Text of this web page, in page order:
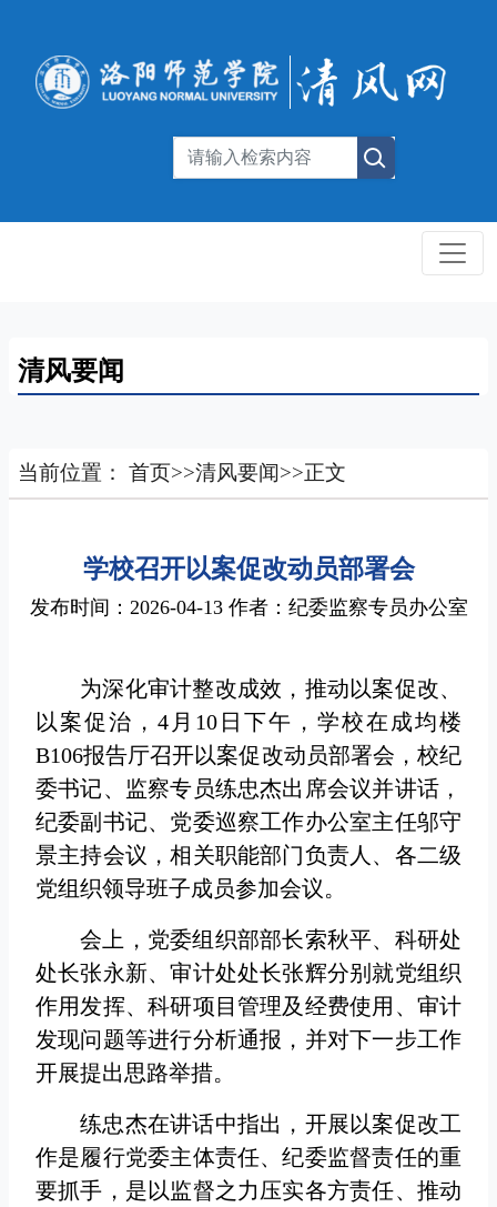
清风要闻
当前位置： 首页>>清风要闻>>正文
学校召开以案促改动员部署会
发布时间：2026-04-13 作者：纪委监察专员办公室
为深化审计整改成效，推动以案促改、
以案促治，4月10日下午，学校在成均楼
B106报告厅召开以案促改动员部署会，校纪
委书记、监察专员练忠杰出席会议并讲话，
纪委副书记、党委巡察工作办公室主任邬守
景主持会议，相关职能部门负责人、各二级
党组织领导班子成员参加会议。
会上，党委组织部部长索秋平、科研处
处长张永新、审计处处长张辉分别就党组织
作用发挥、科研项目管理及经费使用、审计
发现问题等进行分析通报，并对下一步工作
开展提出思路举措。
练忠杰在讲话中指出，开展以案促改工
作是履行党委主体责任、纪委监督责任的重
要抓手，是以监督之力压实各方责任、推动